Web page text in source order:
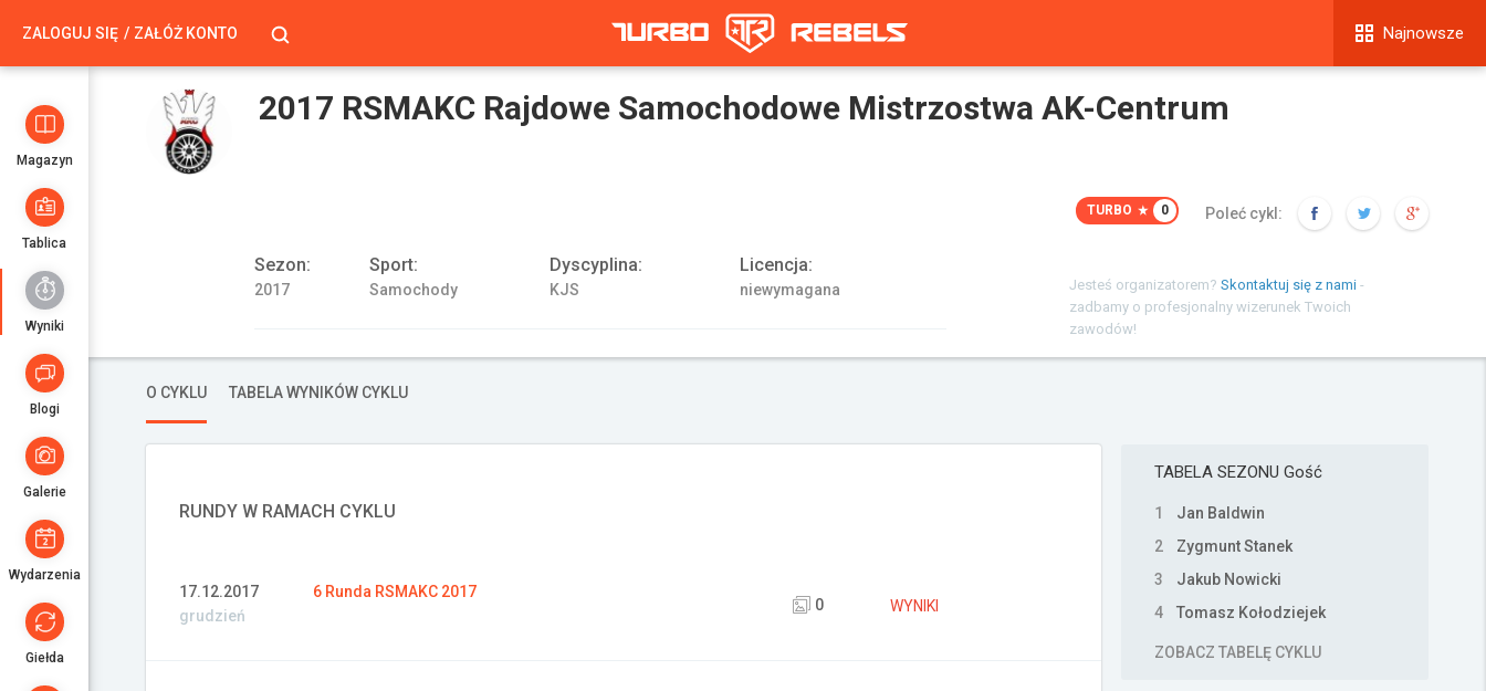
ZALOGUJ SIĘ ZAŁÓŻ KONTO Najnowsze
Magazyn
Tablica
Wyniki
Blogi
Galerie
Wydarzenia
Giełda
2017 RSMAKC Rajdowe Samochodowe Mistrzostwa AK-Centrum
TURBO 0 Poleć cykl:
Sezon:
2017
Sport:
Samochody
Dyscyplina:
KJS
Licencja:
niewymagana Jesteś organizatorem?Skontaktuj się z nami -
zadbamy o profesjonalny wizerunek Twoich
zawodów!
O CYKLU TABELA WYNIKÓW CYKLU
RUNDY W RAMACH CYKLU
17.12.2017
grudzień
6 Runda RSMAKC 2017
0 WYNIKI
TABELA SEZONU Gość
1
Jan Baldwin
2
Zygmunt Stanek
3
Jakub Nowicki
4
Tomasz Kołodziejek
ZOBACZ TABELĘ CYKLU